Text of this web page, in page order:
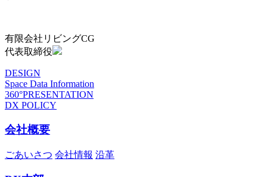
有限会社リビングCG
代表取締役
DESIGN
Space Data Information
360°PRESENTATION
DX POLICY
会社概要
ごあいさつ 会社情報 沿革